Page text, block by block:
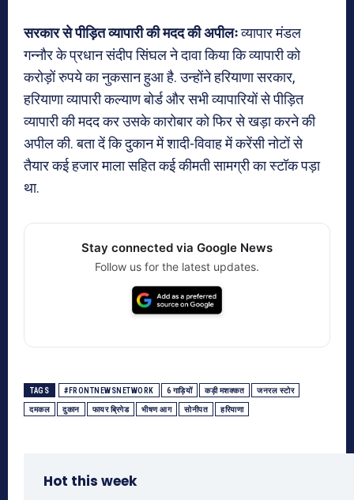
सरकार से पीड़ित व्यापारी की मदद की अपीलःव्यापार मंडल
गन्नौर के प्रधान संदीप सिंघल ने दावा किया कि व्यापारी को
करोड़ों रुपये का नुकसान हुआ है. उन्होंने हरियाणा सरकार,
हरियाणा व्यापारी कल्याण बोर्ड और सभी व्यापारियों से पीड़ित
व्यापारी की मदद कर उसके कारोबार को फिर से खड़ा करने की
अपील की. बता दें कि दुकान में शादी-विवाह में करेंसी नोटों से
तैयार कई हजार माला सहित कई कीमती सामग्री का स्टॉक पड़ा
था.
Stay connected via Google News
Follow us for the latest updates.
TAGS #FRONTNEWSNETWORK 6 गाड़ियों कड़ी मशक्कत जनरल स्टोर
दमकल दुकान फायर ब्रिगेड भीषण आग सोनीपत हरियाणा
Hot this week